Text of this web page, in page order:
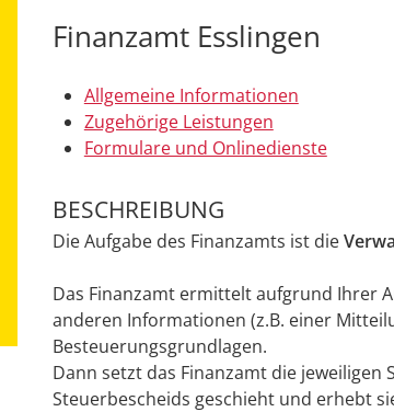
Finanzamt Esslingen
Allgemeine Informationen
Zugehörige Leistungen
Formulare und Onlinedienste
BESCHREIBUNG
Die Aufgabe des Finanzamts ist die
Das Finanzamt ermittelt aufgrund Ihrer
anderen Informationen (z.B. einer
Besteuerungsgrundlagen.
Dann setzt das Finanzamt die jeweiligen
Steuerbescheids geschieht und erhebt